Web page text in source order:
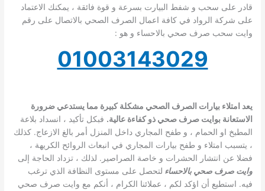
قادر على سحب و شفط البيارت بسرعة و قوة فائقة ، يمكنك الاعتماد
على شركة الرواد في كافة اعمال الصرف الصحي بالاتصال على رقم
وايت سحب صرف صحي بالاحساء و هو :
01003143029
يعد امتلاء بيارات الصرف الصحي مشكلة كبيرة مما يستدعي ضرورة
الاستعانة بوايت صرف صحي ذو كفاءة عالية. فبكل تأكيد ، انسداد بلاعة
المطبخ او الحمام ، و طفح المجاري داخل المنزل أمر بالغ الازعاج. كذلك
، يتسبب امتلاء و طفح بيارات المجاري في انبعاث الروائح الكريهة ،
فضلا عن انتشار الحشرات و خاصة الصراصير. لذلك ، تزداد الحاجة إلى
وايت صرف صحي بالاحساء لتحصل على مستوى النظافة الذي ترغب
فيه. استطيع أن اؤكد لكم ، عملائنا الكرام ، أنكم مع وايت صرف صحي